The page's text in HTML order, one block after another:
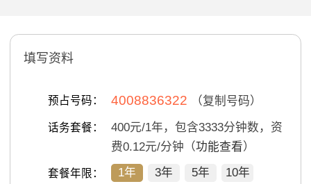
填写资料
预占号码： 4008836322 （复制号码）
话务套餐： 400元/1年，包含3333分钟数，资
费0.12元/分钟（功能查看）
套餐年限： 1年 3年 5年
10年